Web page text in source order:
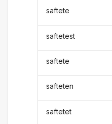
saftete
saftetest
saftete
safteten
saftetet